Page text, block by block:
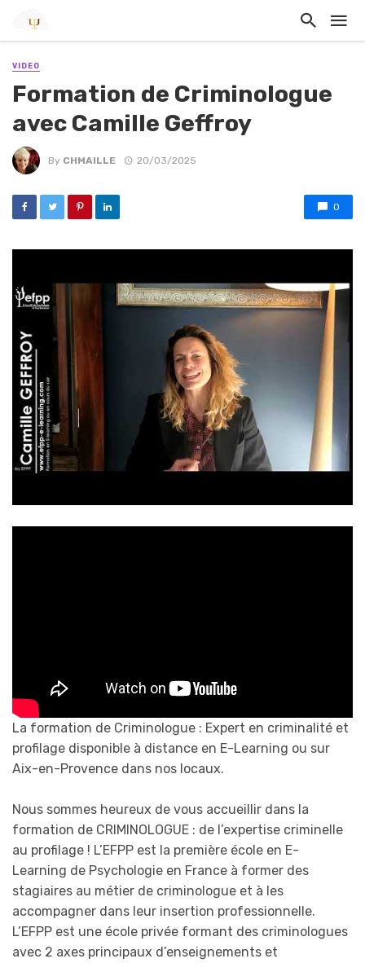
VIDEO
Formation de Criminologue
avec Camille Geffroy
By CHMAILLE 20/03/2025
0
La formation de Criminologue : Expert en criminalité et
profilage disponible à distance en E-Learning ou sur
Aix-en-Provence dans nos locaux.
Nous sommes heureux de vous accueillir dans la
formation de CRIMINOLOGUE : de l’expertise criminelle
au profilage ! L’EFPP est la première école en E-
Learning de Psychologie en France à former des
stagiaires au métier de criminologue et à les
accompagner dans leur insertion professionnelle.
L’EFPP est une école privée formant des criminologues
avec 2 axes principaux d’enseignements et